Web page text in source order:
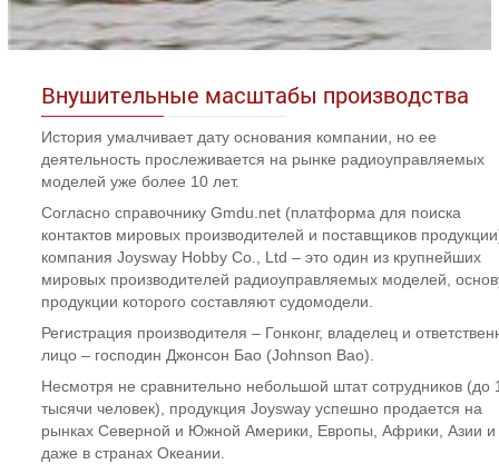
Внушительные масштабы производства
История умалчивает дату основания компании, но ее
деятельность прослеживается на рынке радиоуправляемых
моделей уже более 10 лет.
Согласно справочнику Gmdu.net (платформа для поиска
контактов мировых производителей и поставщиков
компания Joysway Hobby Co., Ltd – это один из крупнейших
мировых производителей радиоуправляемых моделей,
продукции которого составляют судомодели.
Регистрация производителя – Гонконг, владелец и
лицо – господин Джонсон Бао (Johnson Bao).
Несмотря не сравнительно небольшой штат сотрудников (до
тысячи человек), продукция Joysway успешно продается на
рынках Северной и Южной Америки, Европы, Африки, Азии и
даже в странах Океании.